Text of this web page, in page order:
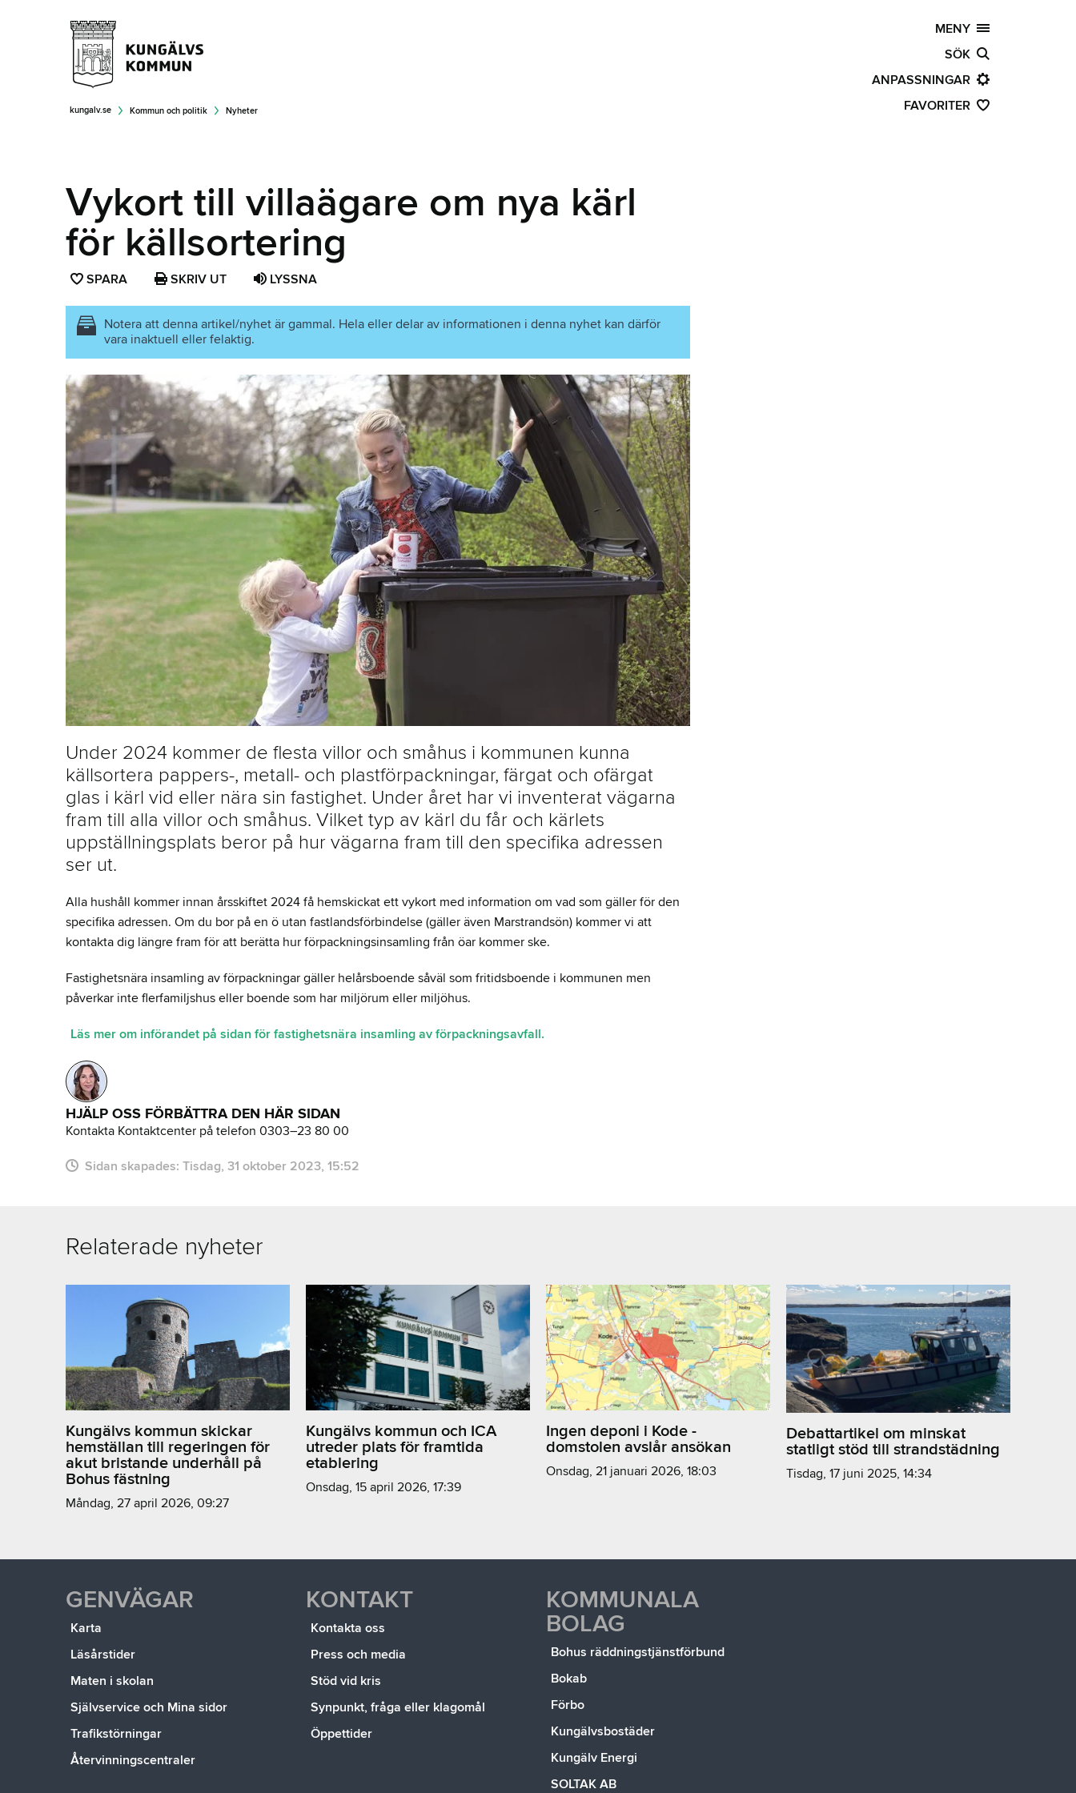
MENY
SÖK
ANPASSNINGAR
FAVORITER
kungalv.se Kommun och politik Nyheter
Vykort till villaägare om nya kärl
för källsortering
SPARA SPARA
SOM
FAVORIT
SKRIV UT LYSSNA
Notera att denna artikel/nyhet är gammal. Hela eller delar av informationen i denna nyhet kan därför
vara inaktuell eller felaktig.
Under 2024 kommer de flesta villor och småhus i kommunen kunna
källsortera pappers-, metall- och plastförpackningar, färgat och ofärgat
glas i kärl vid eller nära sin fastighet. Under året har vi inventerat vägarna
fram till alla villor och småhus. Vilket typ av kärl du får och kärlets
uppställningsplats beror på hur vägarna fram till den specifika adressen
ser ut.
Alla hushåll kommer innan årsskiftet 2024 få hemskickat ett vykort med information om vad som gäller för den
specifika adressen. Om du bor på en ö utan fastlandsförbindelse (gäller även Marstrandsön) kommer vi att
kontakta dig längre fram för att berätta hur förpackningsinsamling från öar kommer ske.
Fastighetsnära insamling av förpackningar gäller helårsboende såväl som fritidsboende i kommunen men
påverkar inte flerfamiljshus eller boende som har miljörum eller miljöhus.
Läs mer om införandet på sidan för fastighetsnära insamling av förpackningsavfall.
HJÄLP OSS FÖRBÄTTRA DEN HÄR SIDAN
Kontakta Kontaktcenter på telefon 0303–23 80 00
Sidan skapades: tisdag, 31 oktober 2023, 15:52
Relaterade nyheter
Kungälvs kommun skickar
hemställan till regeringen för
akut bristande underhåll på
Bohus fästning
måndag, 27 april 2026, 09:27
Kungälvs kommun och ICA
utreder plats för framtida
etablering
onsdag, 15 april 2026, 17:39
Ingen deponi i Kode -
domstolen avslår ansökan
onsdag, 21 januari 2026, 18:03
Debattartikel om minskat
statligt stöd till strandstädning
tisdag, 17 juni 2025, 14:34
GENVÄGAR
Karta
Läsårstider
Maten i skolan
Självservice och Mina sidor
Trafikstörningar
Återvinningscentraler
KONTAKT
Kontakta oss
Press och media
Stöd vid kris
Synpunkt, fråga eller klagomål
Öppettider
KOMMUNALA
BOLAG
Bohus räddningstjänstförbund
Bokab
Förbo
Kungälvsbostäder
Kungälv Energi
SOLTAK AB